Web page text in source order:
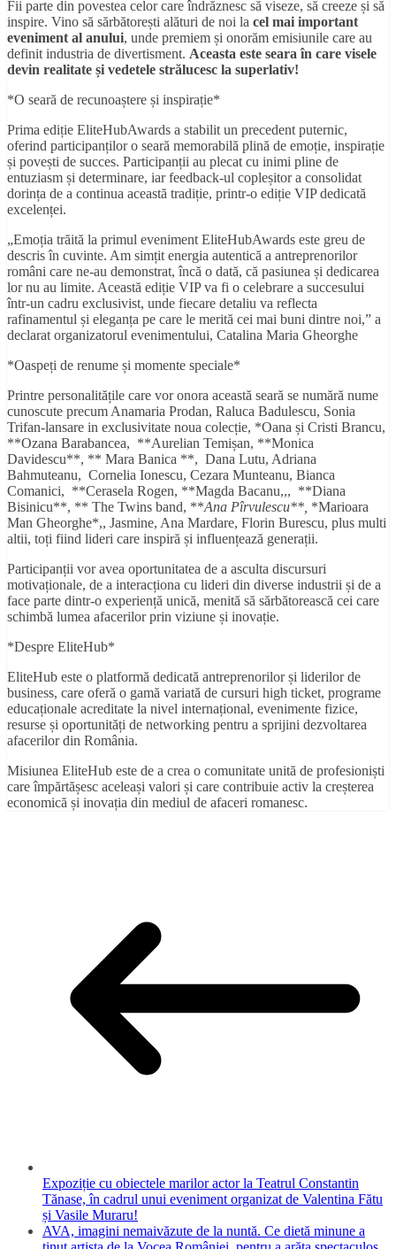
Fii parte din povestea celor care îndrăznesc să viseze, să creeze și să
inspire. Vino să sărbătorești alături de noi la cel mai important
eveniment al anului, unde premiem și onorăm emisiunile care au
definit industria de divertisment. Aceasta este seara în care visele
devin realitate și vedetele strălucesc la superlativ!
*O seară de recunoaștere și inspirație*
Prima ediție EliteHubAwards a stabilit un precedent puternic,
oferind participanților o seară memorabilă plină de emoție, inspirație
și povești de succes. Participanții au plecat cu inimi pline de
entuziasm și determinare, iar feedback-ul copleșitor a consolidat
dorința de a continua această tradiție, printr-o ediție VIP dedicată
excelenței.
„Emoția trăită la primul eveniment EliteHubAwards este greu de
descris în cuvinte. Am simțit energia autentică a antreprenorilor
români care ne-au demonstrat, încă o dată, că pasiunea și dedicarea
lor nu au limite. Această ediție VIP va fi o celebrare a succesului
într-un cadru exclusivist, unde fiecare detaliu va reflecta
rafinamentul și eleganța pe care le merită cei mai buni dintre noi,” a
declarat organizatorul evenimentului, Catalina Maria Gheorghe
*Oaspeți de renume și momente speciale*
Printre personalitățile care vor onora această seară se numără nume
cunoscute precum Anamaria Prodan, Raluca Badulescu, Sonia
Trifan-lansare in exclusivitate noua colecție, *Oana și Cristi Brancu,
**Ozana Barabancea, **Aurelian Temișan, **Monica
Davidescu**, ** Mara Banica **, Dana Lutu, Adriana
Bahmuteanu, Cornelia Ionescu, Cezara Munteanu, Bianca
Comanici, **Cerasela Rogen, **Magda Bacanu,,, **Diana
Bisinicu**, ** The Twins band, **Ana Pîrvulescu**, *Marioara
Man Gheorghe*,, Jasmine, Ana Mardare, Florin Burescu, plus multi
altii, toți fiind lideri care inspiră și influențează generații.
Participanții vor avea oportunitatea de a asculta discursuri
motivaționale, de a interacționa cu lideri din diverse industrii și de a
face parte dintr-o experiență unică, menită să sărbătorească cei care
schimbă lumea afacerilor prin viziune și inovație.
*Despre EliteHub*
EliteHub este o platformă dedicată antreprenorilor și liderilor de
business, care oferă o gamă variată de cursuri high ticket, programe
educaționale acreditate la nivel internațional, evenimente fizice,
resurse și oportunități de networking pentru a sprijini dezvoltarea
afacerilor din România.
Misiunea EliteHub este de a crea o comunitate unită de profesioniști
care împărtășesc aceleași valori și care contribuie activ la creșterea
economică și inovația din mediul de afaceri romanesc.
Expoziție cu obiectele marilor actor la Teatrul Constantin
Tănase, în cadrul unui eveniment organizat de Valentina Fătu
și Vasile Muraru!
AVA, imagini nemaivăzute de la nuntă. Ce dietă minune a